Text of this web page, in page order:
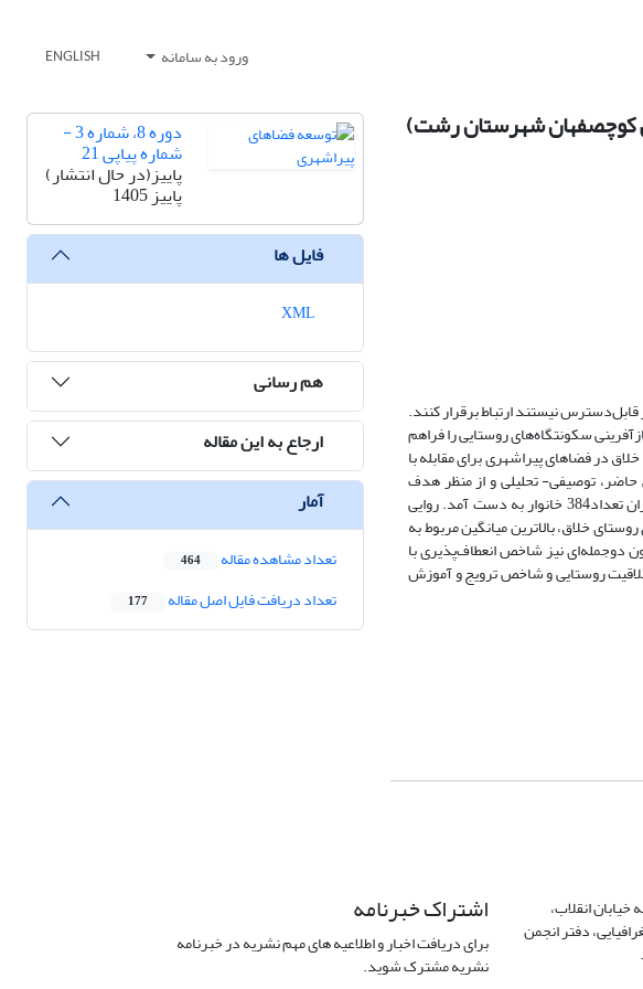
ورود به سامانه ENGLISH
کوچصفهان شهرستان رشت)
قابل‌دسترس نیستند ارتباط برقرار کنند.
سکونتگاه‌های روستایی را فراهم
در فضاهای پیراشهری برای مقابله با
توصیفی- تحلیلی و از منظر هدف
کاربردی است. جامعه آماری این تحقیق، خانوارهای روستایی بخش کوچصفهان در شهرستان رشت است. حجم نمونه با توجه به مدل کوکران تعداد384 خانوار به دست آمد. روایی
نشان داد که از میان شاخص‌های روستای خلاق، بالاترین میانگین مربوط به
و آموزش با میانگین (41/2) است. با توجه به نتایج آزمون دوجمله‌ای نیز شاخص انعطاف‌پذیری با
بیشترین تأثیر را بر خلاقیت روستایی و شاخص ترویج و آموزش
دوره 8، شماره 3 -
شماره پیاپی 21
پاییز(در حال انتشار)
پاییز 1405
فایل ها
هم رسانی
ارجاع به این مقاله
آمار
تعداد مشاهده مقاله 464
تعداد دریافت فایل اصل مقاله 177
انقلاب،
دفتر انجمن
اشتراک خبرنامه
برای دریافت اخبار و اطلاعیه های مهم نشریه در خبرنامه
نشریه مشترک شوید.